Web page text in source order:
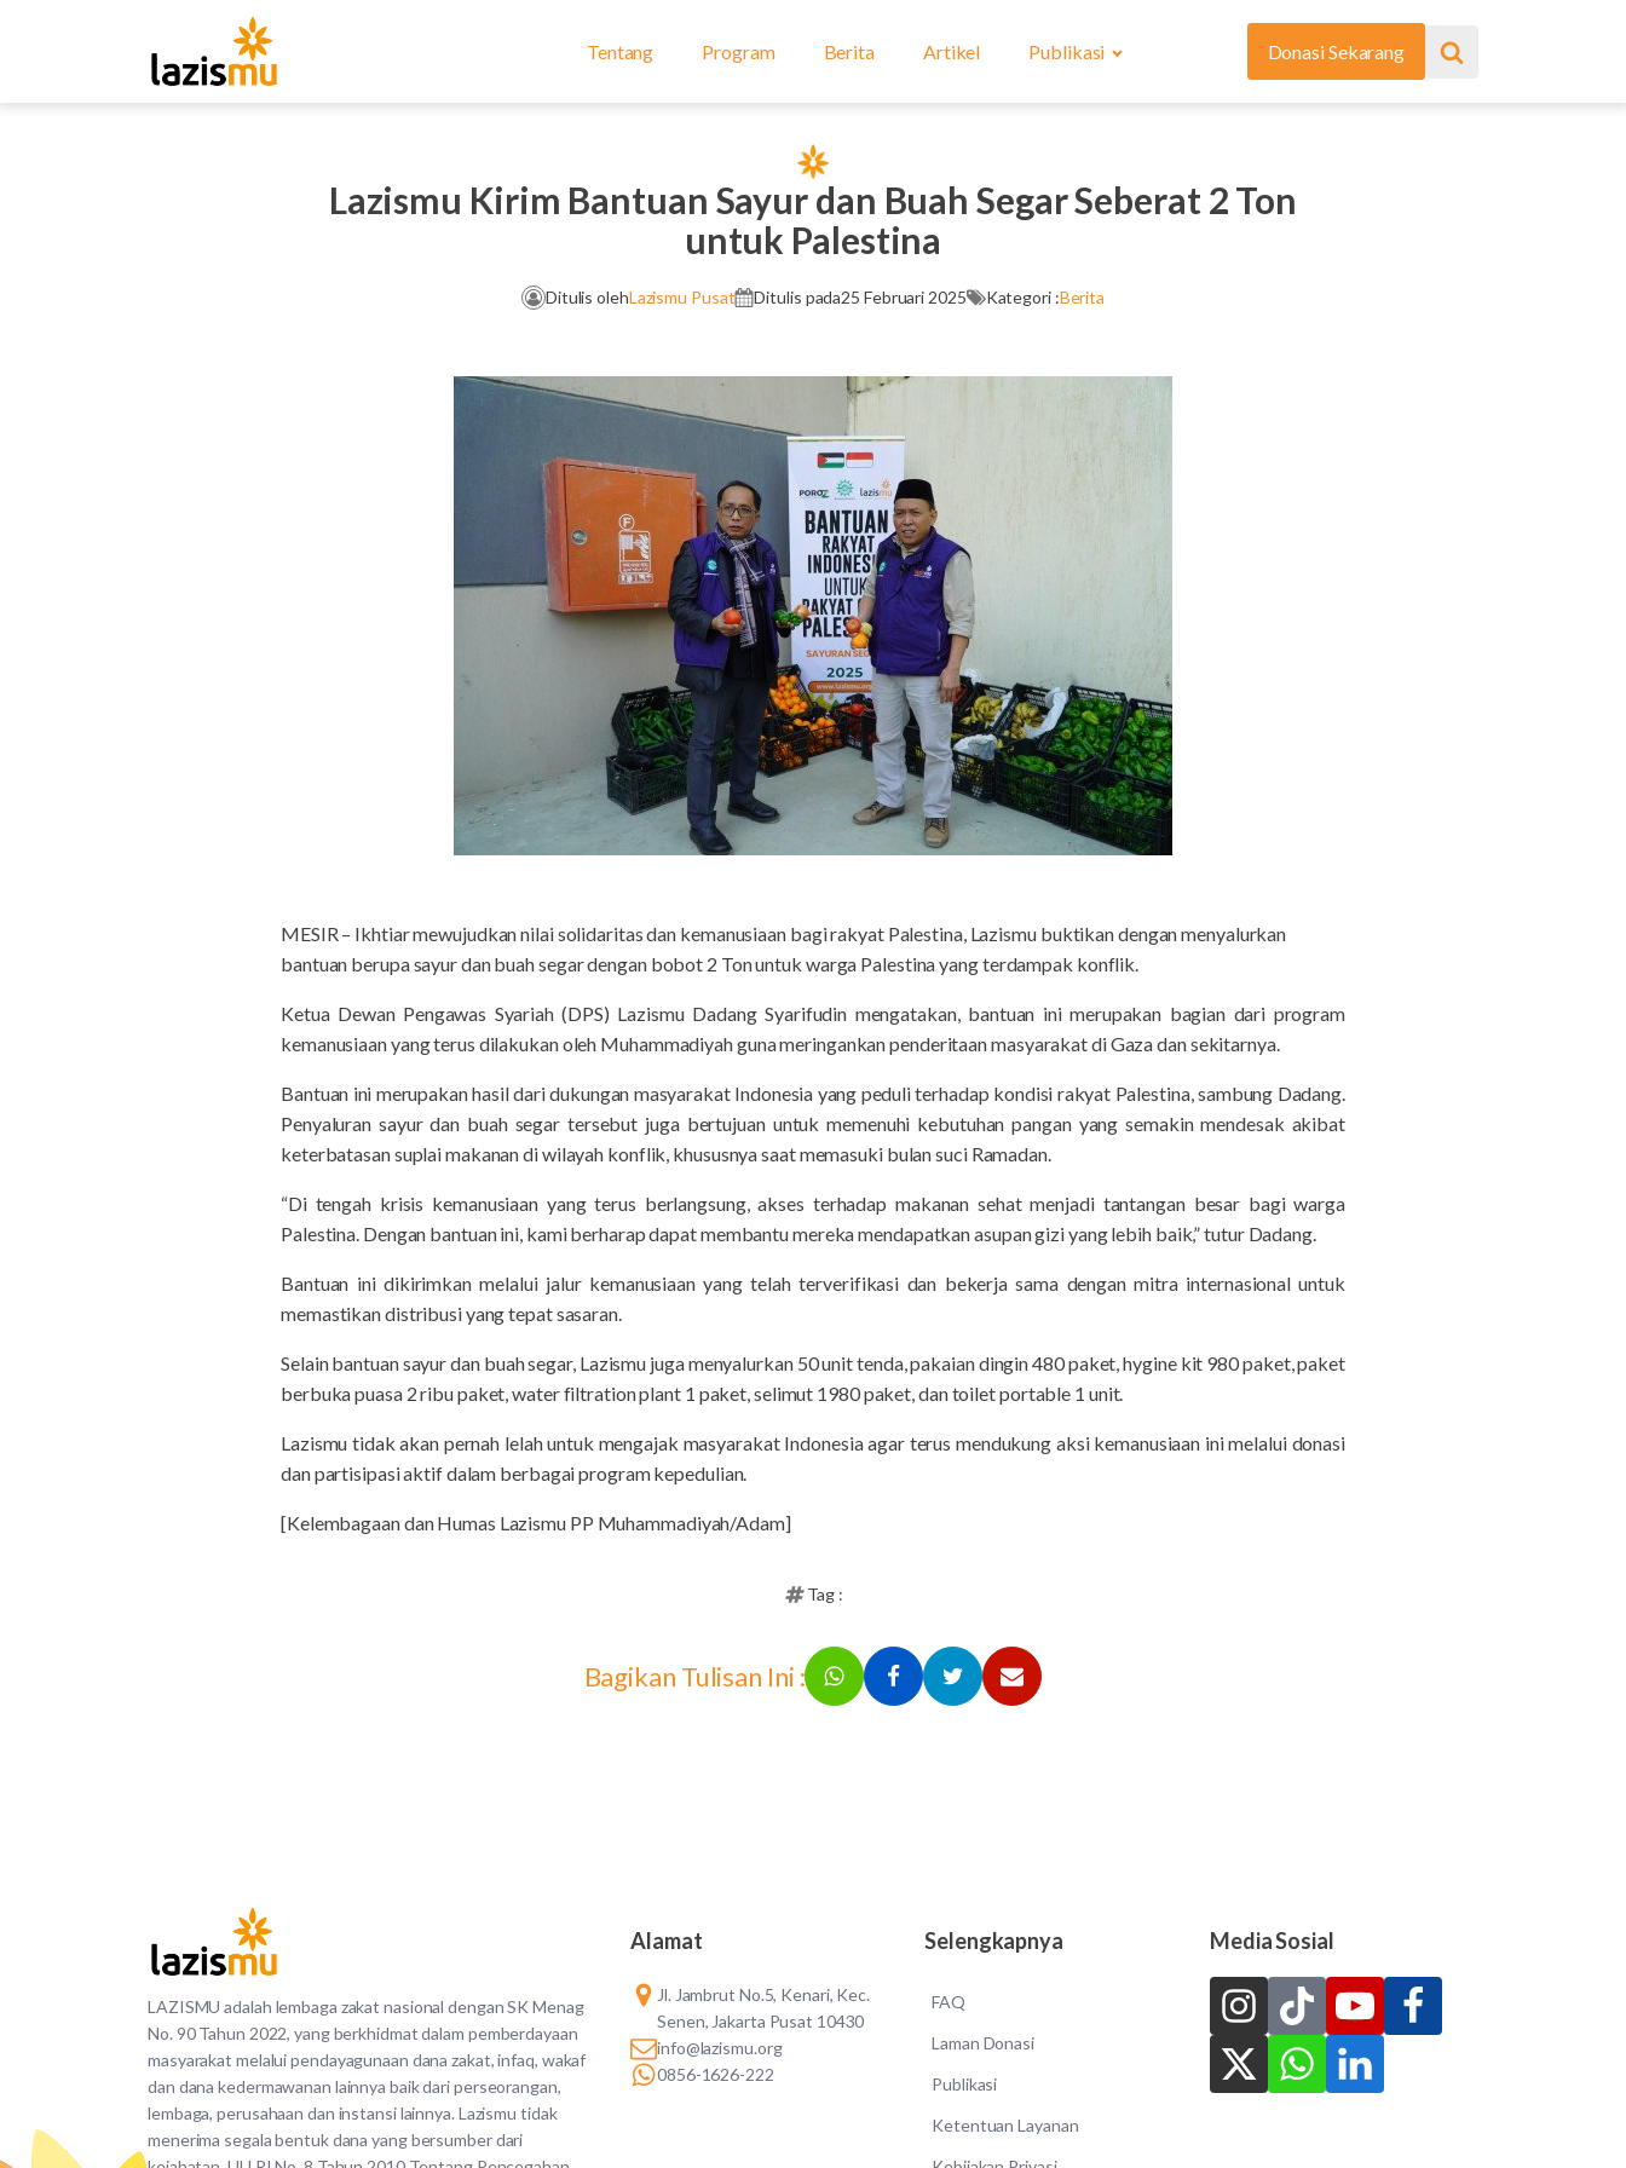
Tentang Program Berita Artikel Publikasi Donasi Sekarang
Lazismu Kirim Bantuan Sayur dan Buah Segar Seberat 2 Ton
untuk Palestina
Ditulis olehLazismu Pusat Ditulis pada25 Februari 2025 Kategori :Berita
MESIR – Ikhtiar mewujudkan nilai solidaritas dan kemanusiaan bagi rakyat Palestina, Lazismu buktikan dengan menyalurkan
bantuan berupa sayur dan buah segar dengan bobot 2 Ton untuk warga Palestina yang terdampak konflik.
Ketua Dewan Pengawas Syariah (DPS) Lazismu Dadang Syarifudin mengatakan, bantuan ini merupakan bagian dari program
kemanusiaan yang terus dilakukan oleh Muhammadiyah guna meringankan penderitaan masyarakat di Gaza dan sekitarnya.
Bantuan ini merupakan hasil dari dukungan masyarakat Indonesia yang peduli terhadap kondisi rakyat Palestina, sambung Dadang.
Penyaluran sayur dan buah segar tersebut juga bertujuan untuk memenuhi kebutuhan pangan yang semakin mendesak akibat
keterbatasan suplai makanan di wilayah konflik, khususnya saat memasuki bulan suci Ramadan.
“Di tengah krisis kemanusiaan yang terus berlangsung, akses terhadap makanan sehat menjadi tantangan besar bagi warga
Palestina. Dengan bantuan ini, kami berharap dapat membantu mereka mendapatkan asupan gizi yang lebih baik,” tutur Dadang.
Bantuan ini dikirimkan melalui jalur kemanusiaan yang telah terverifikasi dan bekerja sama dengan mitra internasional untuk
memastikan distribusi yang tepat sasaran.
Selain bantuan sayur dan buah segar, Lazismu juga menyalurkan 50 unit tenda, pakaian dingin 480 paket, hygine kit 980 paket, paket
berbuka puasa 2 ribu paket, water filtration plant 1 paket, selimut 1980 paket, dan toilet portable 1 unit.
Lazismu tidak akan pernah lelah untuk mengajak masyarakat Indonesia agar terus mendukung aksi kemanusiaan ini melalui donasi
dan partisipasi aktif dalam berbagai program kepedulian.
[Kelembagaan dan Humas Lazismu PP Muhammadiyah/Adam]
Tag :
Bagikan Tulisan Ini :
LAZISMU adalah lembaga zakat nasional dengan SK Menag
No. 90 Tahun 2022, yang berkhidmat dalam pemberdayaan
masyarakat melalui pendayagunaan dana zakat, infaq, wakaf
dan dana kedermawanan lainnya baik dari perseorangan,
lembaga, perusahaan dan instansi lainnya. Lazismu tidak
menerima segala bentuk dana yang bersumber dari
Alamat
Jl. Jambrut No.5, Kenari, Kec.
Senen, Jakarta Pusat 10430
info@lazismu.org
0856-1626-222
Selengkapnya
FAQ
Laman Donasi
Publikasi
Ketentuan Layanan
Media Sosial